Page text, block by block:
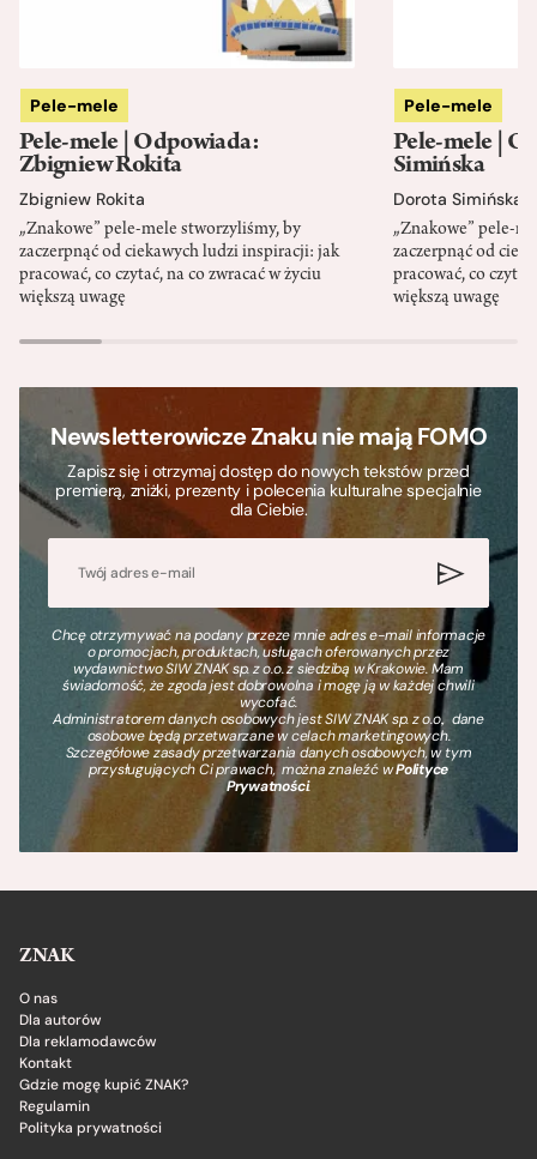
Pele-mele
Pele-mele | Odpowiada:
Zbigniew Rokita
Zbigniew Rokita
„Znakowe” pele-mele stworzyliśmy, by
zaczerpnąć od ciekawych ludzi inspiracji: jak
pracować, co czytać, na co zwracać w życiu
większą uwagę
Pele-mele
Pele-mele |
Simińska
Dorota Simińska
„Znakowe” pele-
zaczerpnąć od
pracować, co
większą uwagę
Newsletterowicze Znaku nie mają FOMO
Zapisz się i otrzymaj dostęp do nowych tekstów przed
premierą, zniżki, prezenty i polecenia kulturalne specjalnie
dla Ciebie.
Chcę otrzymywać na podany przeze mnie adres e-mail informacje
o promocjach, produktach, usługach oferowanych przez
wydawnictwo SIW ZNAK sp. z o.o. z siedzibą w Krakowie. Mam
świadomość, że zgoda jest dobrowolna i mogę ją w każdej chwili
wycofać.
Administratorem danych osobowych jest SIW ZNAK sp. z o.o., dane
osobowe będą przetwarzane w celach marketingowych.
Szczegółowe zasady przetwarzania danych osobowych, w tym
przysługujących Ci prawach, można znaleźć wPolityce
Prywatności.
ZNAK
O nas
Dla autorów
Dla reklamodawców
Kontakt
Gdzie mogę kupić ZNAK?
Regulamin
Polityka prywatności